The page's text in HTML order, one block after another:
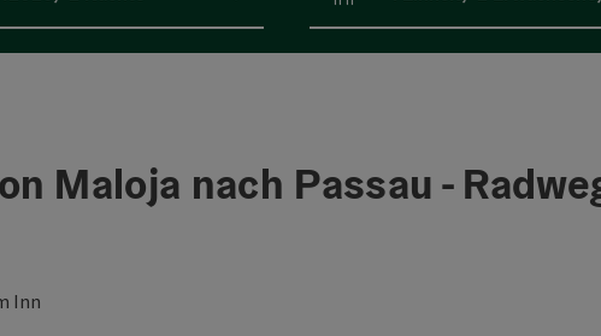
Einheitenanzahl und
Maloja nach Passau -
Inn